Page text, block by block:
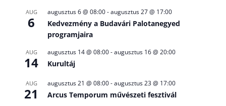
AUG
6
augusztus 6 @ 08:00-augusztus 27 @ 17:00
Kedvezmény a Budavári Palotanegyed
programjaira
AUG
14
augusztus 14 @ 08:00-augusztus 16 @ 20:00
Kurultáj
AUG
21
augusztus 21 @ 08:00-augusztus 23 @ 17:00
Arcus Temporum művészeti fesztivál